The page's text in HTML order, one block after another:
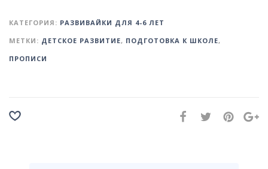
КАТЕГОРИЯ: РАЗВИВАЙКИ ДЛЯ 4-6 ЛЕТ
МЕТКИ: ДЕТСКОЕ РАЗВИТИЕ, ПОДГОТОВКА К ШКОЛЕ,
ПРОПИСИ